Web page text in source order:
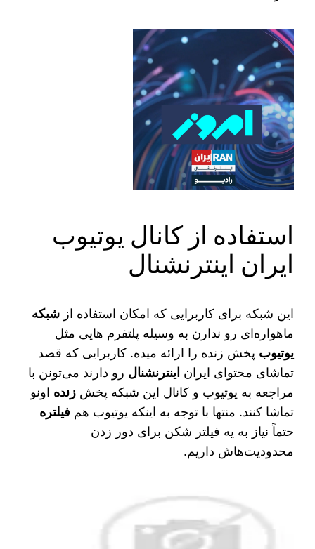
استفاده از کانال یوتیوب
ایران اینترنشنال
این شبکه برای کاربرایی که امکان استفاده ازشبکه
ماهواره‌ای رو ندارن به وسیله پلتفرم‌ هایی مثل
یوتیوب پخش زنده را ارائه میده. کاربرایی که قصد
تماشای محتوای ایران اینترنشنال رو دارند می‌تونن با
مراجعه به یوتیوب و کانال این شبکه پخشزنده اونو
تماشا کنند. منتها با توجه به اینکه یوتیوب هم فیلتره
حتماً نیاز به یه فیلتر شکن برای دور زدن
محدودیت‌هاش داریم.